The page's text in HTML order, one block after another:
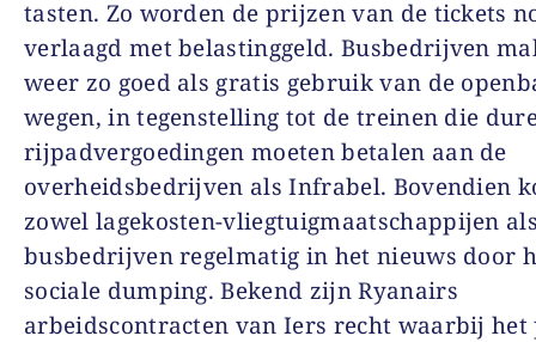
tasten. Zo worden de prijzen van de tickets
verlaagd met belastinggeld. Busbedrijven
weer zo goed als gratis gebruik van de
wegen, in tegenstelling tot de treinen die
rijpadvergoedingen moeten betalen aan de
overheidsbedrijven als Infrabel. Bovendien
zowel lagekosten-vliegtuigmaatschappijen
busbedrijven regelmatig in het nieuws door
sociale dumping. Bekend zijn Ryanairs
arbeidscontracten van Iers recht waarbij het